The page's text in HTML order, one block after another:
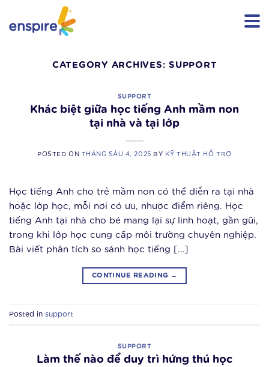
content
CATEGORY ARCHIVES: SUPPORT
SUPPORT
Khác biệt giữa học tiếng Anh mầm non
tại nhà và tại lớp
POSTED ON THÁNG SÁU 4, 2025 BY KỸ THUẬT HỖ TRỢ
Học tiếng Anh cho trẻ mầm non có thể diễn ra tại nhà
hoặc lớp học, mỗi nơi có ưu, nhược điểm riêng. Học
tiếng Anh tại nhà cho bé mang lại sự linh hoạt, gần gũi,
trong khi lớp học cung cấp môi trường chuyên nghiệp.
Bài viết phân tích so sánh học tiếng […]
CONTINUE READING →
Posted in support
SUPPORT
Làm thế nào để duy trì hứng thú học